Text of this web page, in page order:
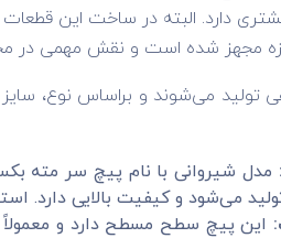
دارد. البته در ساخت این
مجهز شده است و نقش مهمی در